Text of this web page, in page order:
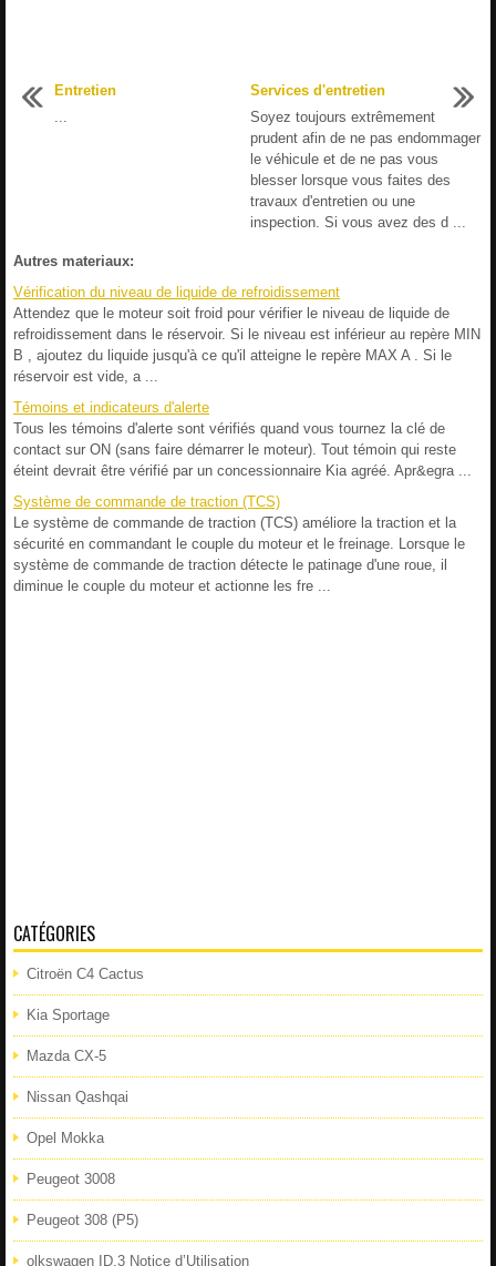
Entretien
...
Services d'entretien
Soyez toujours extrêmement
prudent afin de ne pas endommager
le véhicule et de ne pas vous
blesser lorsque vous faites des
travaux d'entretien ou une
inspection. Si vous avez des d ...
Autres materiaux:
Vérification du niveau de liquide de refroidissement
Attendez que le moteur soit froid pour vérifier le niveau de liquide de
refroidissement dans le réservoir. Si le niveau est inférieur au repère MIN
B , ajoutez du liquide jusqu'à ce qu'il atteigne le repère MAX A . Si le
réservoir est vide, a ...
Témoins et indicateurs d'alerte
Tous les témoins d'alerte sont vérifiés quand vous tournez la clé de
contact sur ON (sans faire démarrer le moteur). Tout témoin qui reste
éteint devrait être vérifié par un concessionnaire Kia agréé. Apr&egra ...
Système de commande de traction (TCS)
Le système de commande de traction (TCS) améliore la traction et la
sécurité en commandant le couple du moteur et le freinage. Lorsque le
système de commande de traction détecte le patinage d'une roue, il
diminue le couple du moteur et actionne les fre ...
CATÉGORIES
Citroën C4 Cactus
Kia Sportage
Mazda CX-5
Nissan Qashqai
Opel Mokka
Peugeot 3008
Peugeot 308 (P5)
olkswagen ID.3 Notice d’Utilisation